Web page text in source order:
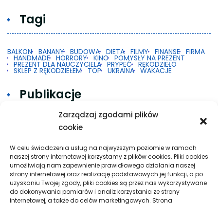
Zarządzaj zgodami plików
cookie
W celu świadczenia usług na najwyższym poziomie w ramach
naszej strony internetowej korzystamy z plików cookies. Pliki cookies
umożliwiają nam zapewnienie prawidłowego działania naszej
strony internetowej oraz realizację podstawowych jej funkcji, a po
uzyskaniu Twojej zgody, pliki cookies są przez nas wykorzystywane
do dokonywania pomiarów i analiz korzystania ze strony
internetowej, a także do celów marketingowych. Strona
Tagi
BALKON BANANY BUDOWA DIETA FILMY FINANSE FIRMA
HANDMADE HORRORY KINO POMYSŁY NA PREZENT
PREZENT DLA NAUCZYCIELA PRYPEĆ RĘKODZIEŁO
SKLEP Z RĘKODZIEŁEM TOP UKRAINA WAKACJE
Publikacje
Gdy 2FA w Google na Androidzie nie działa
Taxi w praktyce: krótkie trasy, dalsze przejazdy
i spokojna organizacja podróży
Pielęgnacja podłogi po remoncie: jak wydłużyć
dobry efekt